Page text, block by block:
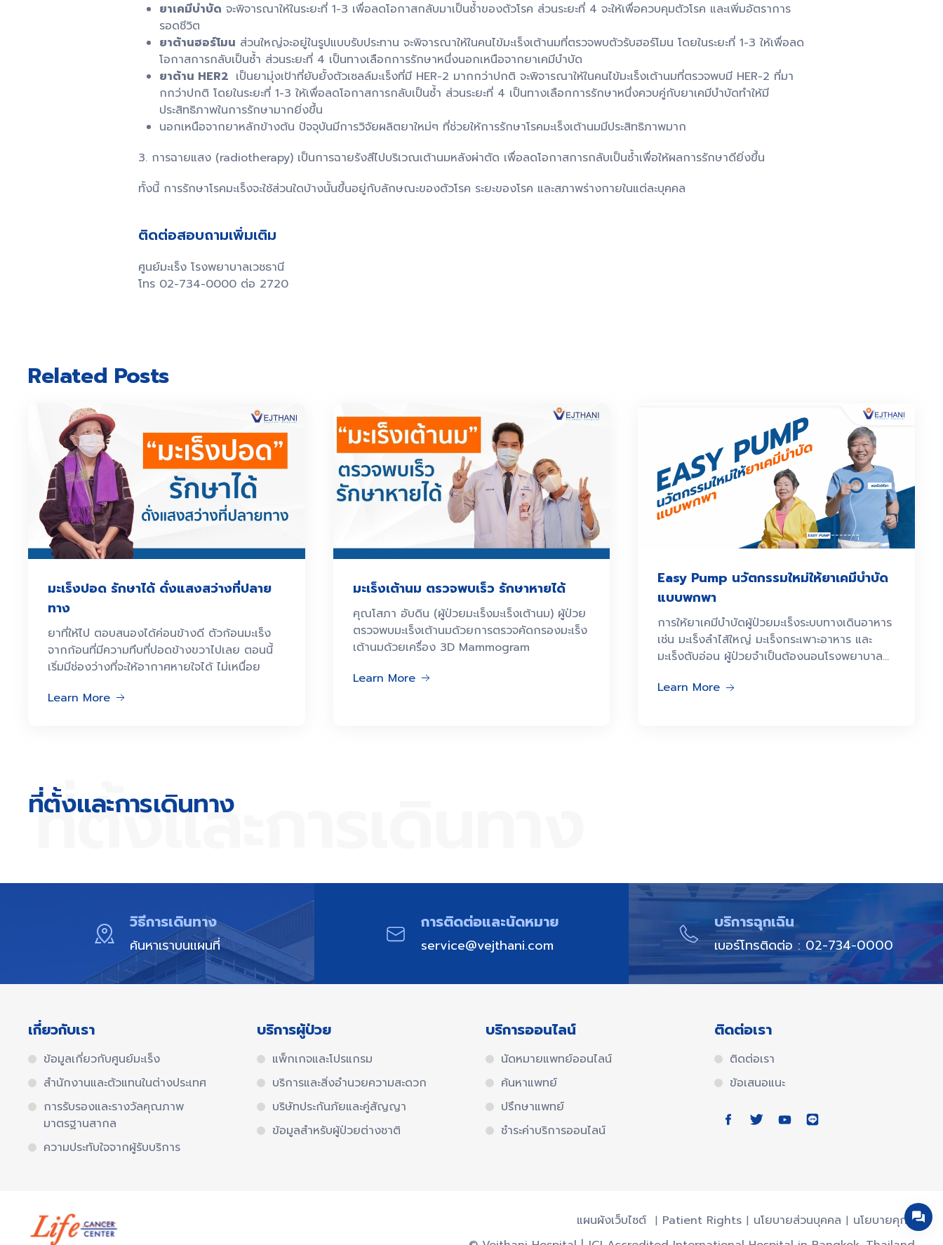
ยาเคมีบำบัด จะพิจารณาให้ในระยะที่ 1-3 เพื่อลดโอกาสกลับมาเป็นซ้ำของตัวโรค ส่วนระยะที่ 4 จะให้เพื่อควบคุมตัวโรค และเพิ่มอัตราการ
รอดชีวิต
ยาต้านฮอร์โมน ส่วนใหญ่จะอยู่ในรูปแบบรับประทาน จะพิจารณาให้ในคนไข้มะเร็งเต้านมที่ตรวจพบตัวรับฮอร์โมน โดยในระยะที่ 1-3 ให้เพื่อลด
โอกาสการกลับเป็นซ้ำ ส่วนระยะที่ 4 เป็นทางเลือกการรักษาหนึ่งนอกเหนือจากยาเคมีบำบัด
ยาต้าน HER2 เป็นยามุ่งเป้าที่ยับยั้งตัวเซลล์มะเร็งที่มี HER-2 มากกว่าปกติ จะพิจารณาให้ในคนไข้มะเร็งเต้านมที่ตรวจพบมี HER-2 ที่มา
กกว่าปกติ โดยในระยะที่ 1-3 ให้เพื่อลดโอกาสการกลับเป็นซ้ำ ส่วนระยะที่ 4 เป็นทางเลือกการรักษาหนึ่งควบคู่กับยาเคมีบำบัดทำให้มี
ประสิทธิภาพในการรักษามากยิ่งขึ้น
นอกเหนือจากยาหลักข้างต้น ปัจจุบันมีการวิจัยผลิตยาใหม่ๆ ที่ช่วยให้การรักษาโรคมะเร็งเต้านมมีประสิทธิภาพมาก
3. การฉายแสง (radiotherapy) เป็นการฉายรังสีไปบริเวณเต้านมหลังผ่าตัด เพื่อลดโอกาสการกลับเป็นซ้ำเพื่อให้ผลการรักษาดียิ่งขึ้น
ทั้งนี้ การรักษาโรคมะเร็งจะใช้ส่วนใดบ้างนั้นขึ้นอยู่กับลักษณะของตัวโรค ระยะของโรค และสภาพร่างกายในแต่ละบุคคล
ติดต่อสอบถามเพิ่มเติม
ศูนย์มะเร็ง โรงพยาบาลเวชธานี
โทร 02-734-0000 ต่อ 2720
Related Posts
มะเร็งปอด รักษาได้ ดั่งแสงสว่างที่ปลาย
ทาง
ยาที่ให้ไป ตอบสนองได้ค่อนข้างดี ตัวก้อนมะเร็ง
จากก้อนที่มีความทึบที่ปอดข้างขวาไปเลย ตอนนี้
เริ่มมีช่องว่างที่จะให้อากาศหายใจได้ ไม่เหนื่อย
Learn More
มะเร็งเต้านม ตรวจพบเร็ว รักษาหายได้
คุณโสภา อับดิน (ผู้ป่วยมะเร็งมะเร็งเต้านม) ผู้ป่วย
ตรวจพบมะเร็งเต้านมด้วยการตรวจคัดกรองมะเร็ง
เต้านมด้วยเครื่อง 3D Mammogram
Learn More
Easy Pump นวัตกรรมใหม่ให้ยาเคมีบำบัด
แบบพกพา
การให้ยาเคมีบำบัดผู้ป่วยมะเร็งระบบทางเดินอาหาร
เช่น มะเร็งลำไส้ใหญ่ มะเร็งกระเพาะอาหาร และ
มะเร็งตับอ่อน ผู้ป่วยจำเป็นต้องนอนโรงพยาบาล
Learn More
ที่ตั้งและการเดินทาง​
ที่ตั้งและการเดินทาง​
วิธีการเดินทาง
ค้นหาเราบนแผนที่
การติดต่อและนัดหมาย​
service@vejthani.com
บริการฉุกเฉิน​
เบอร์โทรติดต่อ : 02-734-0000
เกี่ยวกับเรา
ข้อมูลเกี่ยวกับศูนย์มะเร็ง
สำนักงานและตัวแทนในต่างประเทศ​
การรับรองและรางวัลคุณภาพ
มาตรฐานสากล​
ความประทับใจจากผู้รับบริการ
บริการผู้ป่วย
แพ็กเกจและโปรแกรม
บริการและสิ่งอำนวยความสะดวก
บริษัทประกันภัยและคู่สัญญา
ข้อมูลสำหรับผู้ป่วยต่างชาติ
บริการออนไลน์
นัดหมายแพทย์ออนไลน์
ค้นหาแพทย์
ปรึกษาแพทย์
ชำระค่าบริการออนไลน์
ติดต่อเรา
ติดต่อเรา
ข้อเสนอแนะ
แผนผังเว็บไซต์ Patient Rights นโยบายส่วนบุคคล
นโยบายคุกกี้